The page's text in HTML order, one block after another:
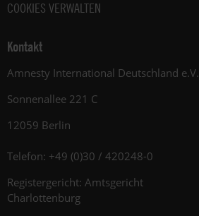
COOKIES VERWALTEN
Kontakt
Amnesty International Deutschland e.V.
Sonnenallee 221 C
12059 Berlin
Telefon: +49 (0)30 / 420248-0
Registergericht: Amtsgericht
Charlottenburg